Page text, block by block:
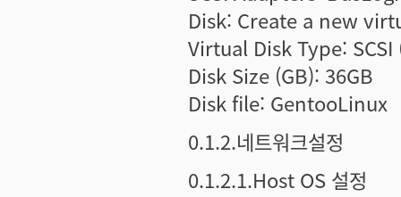
Disk: Create a new
Virtual Disk Type:
Disk Size (GB): 36GB
Disk file: GentooLinux
0.1.2.네트워크설정
0.1.2.1.Host OS 설정